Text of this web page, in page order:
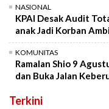
NASIONAL
KPAI Desak Audit
anak Jadi Korban
KOMUNITAS
Ramalan Shio 9
dan Buka Jalan
Terkini